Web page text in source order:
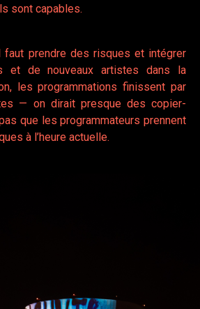
sont capables.
faut prendre des risques et intégrer
et de nouveaux artistes dans la
les programmations finissent par
— on dirait presque des copier-
que les programmateurs prennent
à l’heure actuelle.